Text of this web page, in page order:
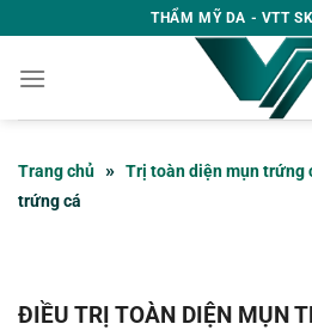
qua
nội
THẨM MỸ DA - VTT
Trang chủ » Trị toàn diện mụn trứng
trứng cá
ĐIỀU TRỊ TOÀN DIỆN MỤN